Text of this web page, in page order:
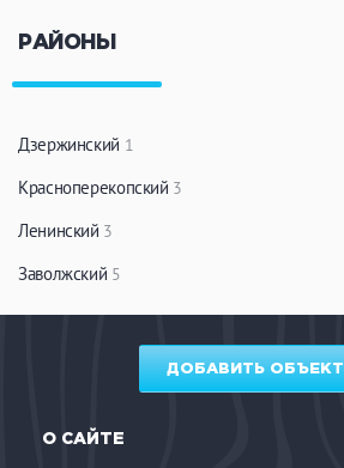
РАЙОНЫ
Дзержинский 1
Красноперекопский 3
Ленинский 3
Заволжский 5
ДОБАВИТЬ ОБЪЕКТ
О САЙТЕ